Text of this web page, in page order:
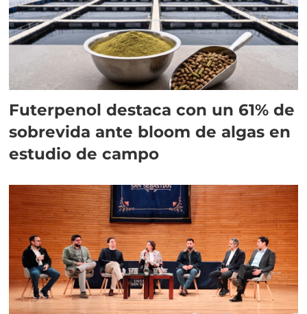
Futerpenol destaca con un 61% de
sobrevida ante bloom de algas en
estudio de campo